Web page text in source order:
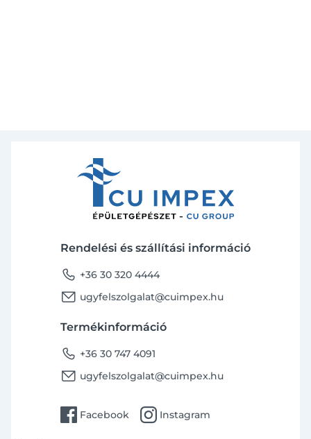
Rendelési és szállítási információ
phone +36 30 320 4444
email ugyfelszolgalat@cuimpex.hu
Termékinformáció
phone +36 30 747 4091
email ugyfelszolgalat@cuimpex.hu
facebook Facebook instagram Instagram